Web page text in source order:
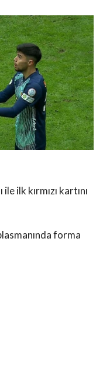
ilk kırmızı kartını
forma